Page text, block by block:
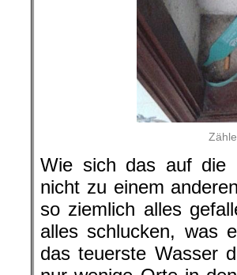
Wie sich das auf die
nicht zu einem
so ziemlich alles
alles schlucken, was
das teuerste Wasser